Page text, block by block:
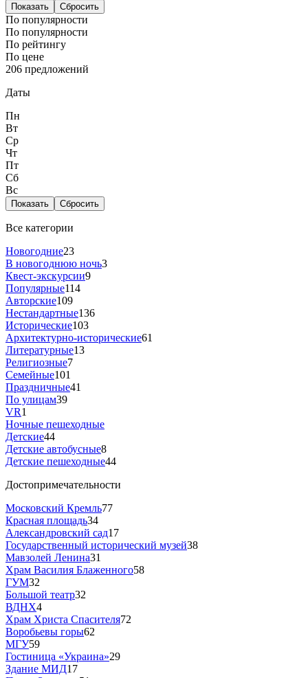
Показать Сбросить
По популярности
По популярности
По рейтингу
По цене
206 предложений
Даты
Пн
Вт
Ср
Чт
Пт
Сб
Вс
Показать Сбросить
Все категории
Новогодние23
В новогоднюю ночь3
Квест-экскурсии9
Популярные114
Авторские109
Нестандартные136
Исторические103
Архитектурно-исторические61
Литературные13
Религиозные7
Семейные101
Праздничные41
По улицам39
VR1
Ночные пешеходные
Детские44
Детские автобусные8
Детские пешеходные44
Достопримечательности
Московский Кремль77
Красная площадь34
Александровский сад17
Государственный исторический музей38
Мавзолей Ленина31
Храм Василия Блаженного58
ГУМ32
Большой театр32
ВДНХ4
Храм Христа Спасителя72
Воробьевы горы62
МГУ59
Гостиница «Украина»29
Здание МИД17